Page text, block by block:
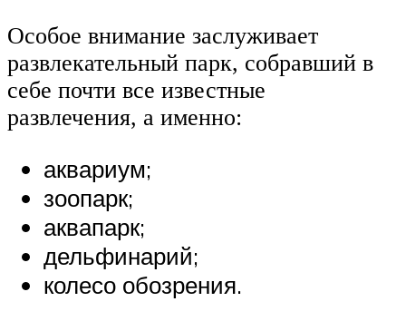
Особое внимание заслуживает
развлекательный парк, собравший в
себе почти все известные
развлечения, а именно:
аквариум;
зоопарк;
аквапарк;
дельфинарий;
колесо обозрения.